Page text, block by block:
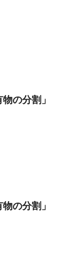
の分割」
の分割」